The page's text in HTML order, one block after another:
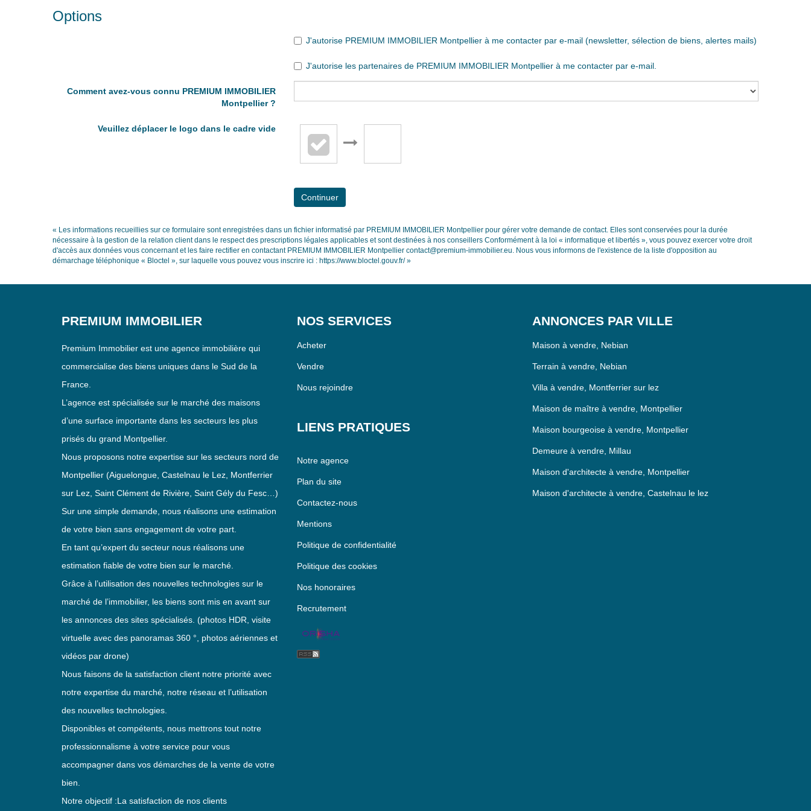
Options
J'autorise PREMIUM IMMOBILIER Montpellier à me contacter par e-mail (newsletter, sélection de biens, alertes mails)
J'autorise les partenaires de PREMIUM IMMOBILIER Montpellier à me contacter par e-mail.
Comment avez-vous connu PREMIUM IMMOBILIER
Montpellier ?
Veuillez déplacer le logo dans le cadre vide
Continuer
« Les informations recueillies sur ce formulaire sont enregistrées dans un fichier informatisé par PREMIUM IMMOBILIER Montpellier pour gérer votre demande de contact. Elles sont conservées pour la durée
nécessaire à la gestion de la relation client dans le respect des prescriptions légales applicables et sont destinées à nos conseillers Conformément à la loi « informatique et libertés », vous pouvez exercer votre droit
d'accès aux données vous concernant et les faire rectifier en contactant PREMIUM IMMOBILIER Montpellier contact@premium-immobilier.eu. Nous vous informons de l'existence de la liste d'opposition au
démarchage téléphonique « Bloctel », sur laquelle vous pouvez vous inscrire ici : https://www.bloctel.gouv.fr/»
PREMIUM IMMOBILIER
Premium Immobilier est une agence immobilière qui
commercialise des biens uniques dans le Sud de la
France.
L’agence est spécialisée sur le marché des maisons
d’une surface importante dans les secteurs les plus
prisés du grand Montpellier.
Nous proposons notre expertise sur les secteurs nord de
Montpellier (Aiguelongue, Castelnau le Lez, Montferrier
sur Lez, Saint Clément de Rivière, Saint Gély du Fesc…)
Sur une simple demande, nous réalisons une estimation
de votre bien sans engagement de votre part.
En tant qu’expert du secteur nous réalisons une
estimation fiable de votre bien sur le marché.
Grâce à l’utilisation des nouvelles technologies sur le
marché de l’immobilier, les biens sont mis en avant sur
les annonces des sites spécialisés. (photos HDR, visite
virtuelle avec des panoramas 360 °, photos aériennes et
vidéos par drone)
Nous faisons de la satisfaction client notre priorité avec
notre expertise du marché, notre réseau et l’utilisation
des nouvelles technologies.
Disponibles et compétents, nous mettrons tout notre
professionnalisme à votre service pour vous
accompagner dans vos démarches de la vente de votre
bien.
Notre objectif :La satisfaction de nos clients
NOS SERVICES
Acheter
Vendre
Nous rejoindre
LIENS PRATIQUES
Notre agence
Plan du site
Contactez-nous
Mentions
Politique de confidentialité
Politique des cookies
Nos honoraires
Recrutement
ANNONCES PAR VILLE
Maison à vendre, Nebian
Terrain à vendre, Nebian
Villa à vendre, Montferrier sur lez
Maison de maître à vendre, Montpellier
Maison bourgeoise à vendre, Montpellier
Demeure à vendre, Millau
Maison d'architecte à vendre, Montpellier
Maison d'architecte à vendre, Castelnau le lez